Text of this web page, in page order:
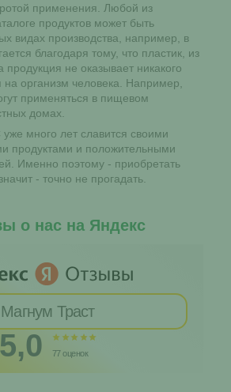
применения. Любой из
продуктов может быть
видах производства, например, в
благодаря тому, что пластик, из
продукция не оказывает никакого
на организм человека. Например,
применяться в пищевом
домах.
много лет славится своими
продуктами и положительными
Именно поэтому - приобретать
- точно не прогадать.
о нас на Яндекс
Магнум Траст
5,0 77 оценок